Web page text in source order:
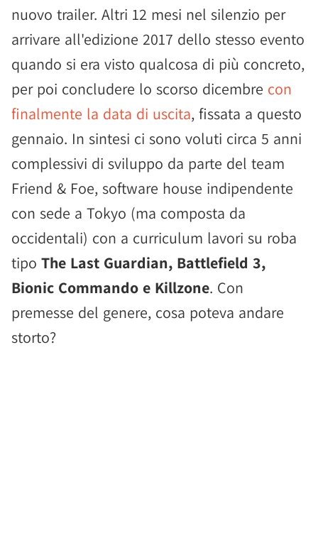
nuovo trailer. Altri 12 mesi nel silenzio per
arrivare all'edizione 2017 dello stesso evento
quando si era visto qualcosa di più concreto,
per poi concludere lo scorso dicembre con
finalmente la data di uscita, fissata a questo
gennaio. In sintesi ci sono voluti circa 5 anni
complessivi di sviluppo da parte del team
Friend & Foe, software house indipendente
con sede a Tokyo (ma composta da
occidentali) con a curriculum lavori su roba
tipo The Last Guardian, Battlefield 3,
Bionic Commando e Killzone. Con
premesse del genere, cosa poteva andare
storto?